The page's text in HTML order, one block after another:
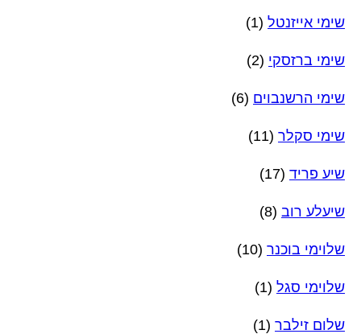
שימי אייזנטל (1)
שימי ברזסקי (2)
שימי הרשנבוים (6)
שימי סקלר (11)
שיע פריד (17)
שיעלע רוב (8)
שלוימי בוכנר (10)
שלוימי סגל (1)
שלום זילבר (1)